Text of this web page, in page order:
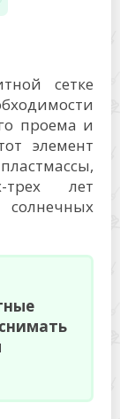
сетке
проема и
элемент
лет